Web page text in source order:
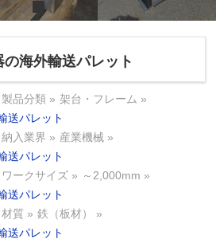
海外輸送パレット
製品分類 » 架台・フレーム »
送パレット
納入業界 » 産業機械 »
送パレット
ワークサイズ » ～2,000mm »
送パレット
材質 » 鉄（板材）
»
送パレット